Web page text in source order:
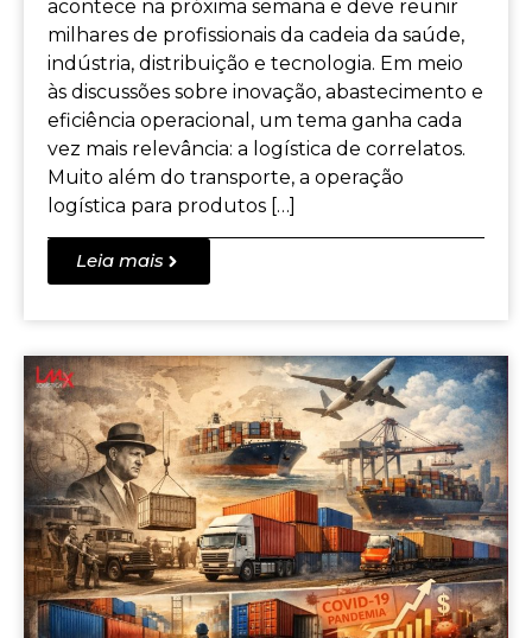
acontece na próxima semana e deve reunir
milhares de profissionais da cadeia da saúde,
indústria, distribuição e tecnologia. Em meio
às discussões sobre inovação, abastecimento e
eficiência operacional, um tema ganha cada
vez mais relevância: a logística de correlatos.
Muito além do transporte, a operação
logística para produtos […]
Leia mais